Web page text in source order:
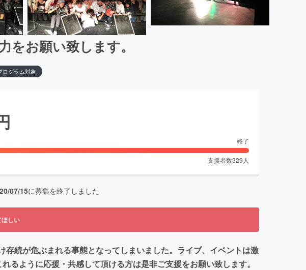
をお願い致します。
ログラム対象
終了
支援者数329 人
07/15に募集を終了しました
しい
続が危ぶまれる事態となってしまいました。ライブ、イベントは激
ように応援・共感して頂ける方は是非ご支援をお願い致します。